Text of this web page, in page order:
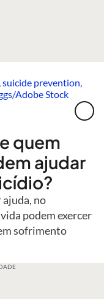
quem
ajudar
no
podem exercer
sofrimento